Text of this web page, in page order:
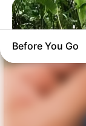
Before You Go